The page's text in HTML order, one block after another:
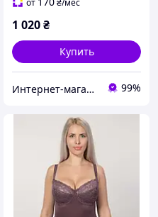
от ₴/мес
1 020₴
Купить
Интернет-магазин Грация 99%